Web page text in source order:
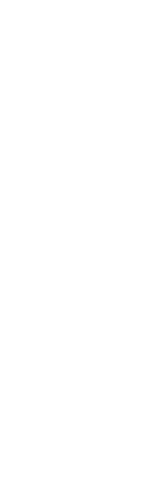
hoteli,
w pełnym
o
na Iran.
miastach
baz
się sceny,
– według
obrony
a po